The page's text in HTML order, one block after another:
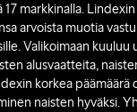
17 markkinalla.
arvoista muotia
Valikoimaan kuuluu
alusvaatteita,
korkea päämäärä
naisten hyväksi.